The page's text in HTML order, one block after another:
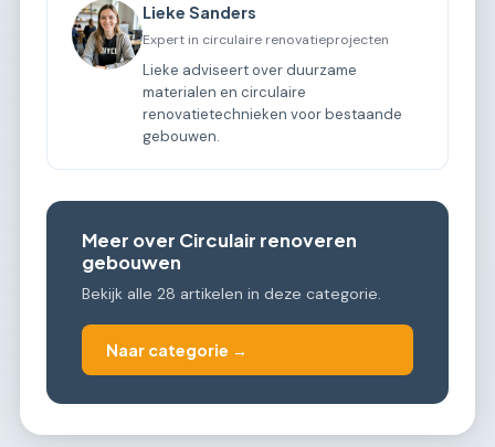
Lieke Sanders
Expert in circulaire renovatieprojecten
Lieke adviseert over duurzame
materialen en circulaire
renovatietechnieken voor bestaande
gebouwen.
Meer over Circulair renoveren
gebouwen
Bekijk alle 28 artikelen in deze categorie.
Naar categorie →